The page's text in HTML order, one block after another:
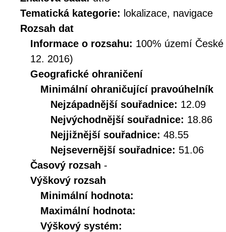
Tematická kategorie: lokalizace, navigace
Rozsah dat
Informace o rozsahu: 100% území
12. 2016)
Geografické ohraničení
Minimální ohraničující pravoúhelník
Nejzápadnější souřadnice: 12.09
Nejvýchodnější souřadnice: 18.86
Nejjižnější souřadnice: 48.55
Nejsevernější souřadnice: 51.06
Časový rozsah -
Výškový rozsah
Minimální hodnota:
Maximální hodnota:
Výškový systém: